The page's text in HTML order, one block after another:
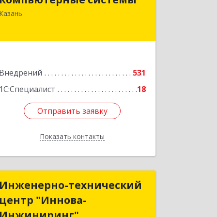
Казань
Внедрений
531
1С:Специалист
18
Отправить заявку
Показать контакты
420066, Татарстан Респ, Казань г,
Подробнее
Отправить заявку
Назад
Инженерно-технический
центр "Иннова-
Инженерно-технический
центр "Иннова-